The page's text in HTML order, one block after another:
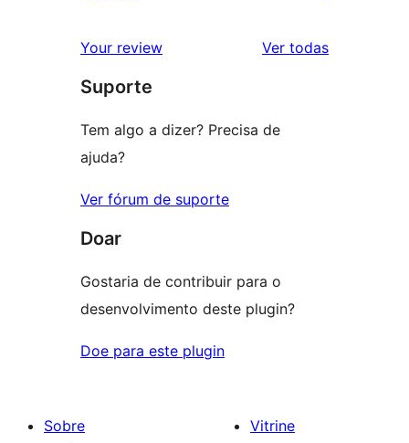
2
com
1
Your review Ver todasavaliações
Suporte
Tem algo a dizer? Precisa de
ajuda?
Ver fórum de suporte
Doar
Gostaria de contribuir para o
desenvolvimento deste plugin?
Doe para este plugin
Sobre
Vitrine